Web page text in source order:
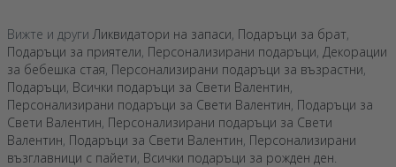
Вижте и други Ликвидатори на запаси, Подаръци за брат,
Подаръци за приятели, Персонализирани подаръци, Декорации
за бебешка стая, Персонализирани подаръци за възрастни,
Подаръци, Всички подаръци за Свети Валентин,
Персонализирани подаръци за Свети Валентин, Подаръци за
Свети Валентин, Персонализирани подаръци за Свети
Валентин, Подаръци за Свети Валентин, Персонализирани
възглавници с пайети, Всички подаръци за рожден ден